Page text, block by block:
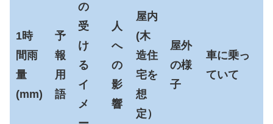
1時
間雨
量
(mm)
予
報
用
語
の
受
け
る
イ
メ
人
へ
の
影
響
屋内
(木
造住
宅を
想
定）
屋外
の様
子
車に乗っ
ていて